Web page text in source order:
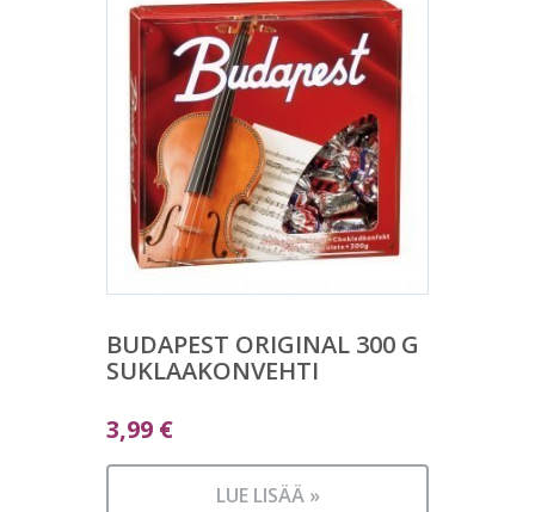
BUDAPEST ORIGINAL 300 G
SUKLAAKONVEHTI
3,99 €
LUE LISÄÄ »